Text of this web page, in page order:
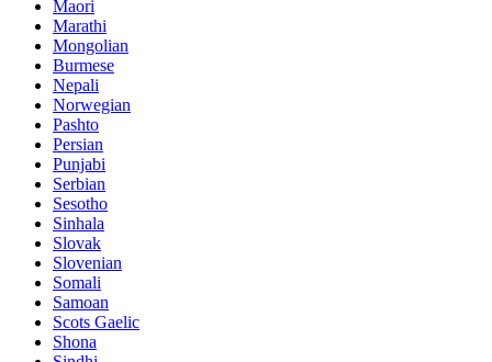
Maori
Marathi
Mongolian
Burmese
Nepali
Norwegian
Pashto
Persian
Punjabi
Serbian
Sesotho
Sinhala
Slovak
Slovenian
Somali
Samoan
Scots Gaelic
Shona